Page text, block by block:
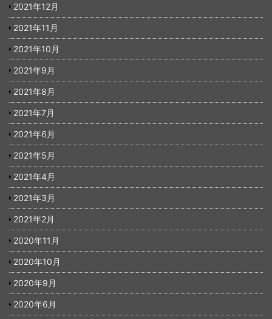
2021年12月
2021年11月
2021年10月
2021年9月
2021年8月
2021年7月
2021年6月
2021年5月
2021年4月
2021年3月
2021年2月
2020年11月
2020年10月
2020年9月
2020年6月